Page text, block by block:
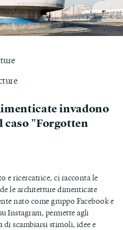
invadono
caso "Forgotten
e ricercatrice, ci racconta le
le architetture dimenticate
nato come gruppo Facebook e
Instagram, permette agli
di scambiarsi stimoli, idee e